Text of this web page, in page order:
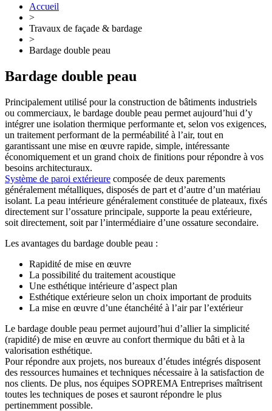
Accueil
>
Travaux de façade & bardage
>
Bardage double peau
Bardage double peau
Principalement utilisé pour la construction de bâtiments industriels
ou commerciaux, le bardage double peau permet aujourd’hui d’y
intégrer une isolation thermique performante et, selon vos exigences,
un traitement performant de la perméabilité à l’air, tout en
garantissant une mise en œuvre rapide, simple, intéressante
économiquement et un grand choix de finitions pour répondre à vos
besoins architecturaux.
Système de paroi extérieure composée de deux parements
généralement métalliques, disposés de part et d’autre d’un matériau
isolant. La peau intérieure généralement constituée de plateaux, fixés
directement sur l’ossature principale, supporte la peau extérieure,
soit directement, soit par l’intermédiaire d’une ossature secondaire.
Les avantages du bardage double peau :
Rapidité de mise en œuvre
La possibilité du traitement acoustique
Une esthétique intérieure d’aspect plan
Esthétique extérieure selon un choix important de produits
La mise en œuvre d’une étanchéité à l’air par l’extérieur
Le bardage double peau permet aujourd’hui d’allier la simplicité
(rapidité) de mise en œuvre au confort thermique du bâti et à la
valorisation esthétique.
Pour répondre aux projets, nos bureaux d’études intégrés disposent
des ressources humaines et techniques nécessaire à la satisfaction de
nos clients. De plus, nos équipes SOPREMA Entreprises maîtrisent
toutes les techniques de poses et sauront répondre le plus
pertinemment possible.